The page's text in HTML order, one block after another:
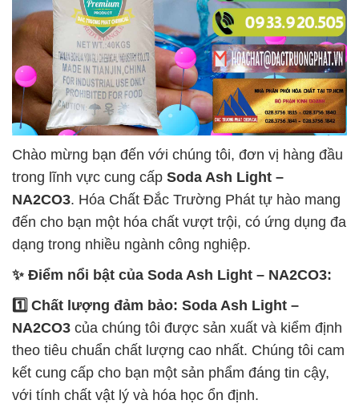
Chào mừng bạn đến với chúng tôi, đơn vị hàng đầu
trong lĩnh vực cung cấp Soda Ash Light –
NA2CO3. Hóa Chất Đắc Trường Phát tự hào mang
đến cho bạn một hóa chất vượt trội, có ứng dụng đa
dạng trong nhiều ngành công nghiệp.
✨ Điểm nổi bật của Soda Ash Light – NA2CO3:
1️⃣ Chất lượng đảm bảo: Soda Ash Light –
NA2CO3 của chúng tôi được sản xuất và kiểm định
theo tiêu chuẩn chất lượng cao nhất. Chúng tôi cam
kết cung cấp cho bạn một sản phẩm đáng tin cậy,
với tính chất vật lý và hóa học ổn định.